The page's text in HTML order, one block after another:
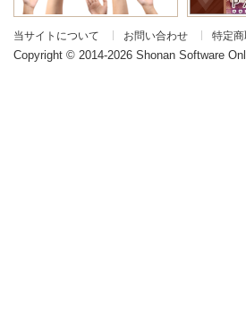
当サイトについて お問い合わせ 特定
Copyright © 2014-2026 Shonan Software